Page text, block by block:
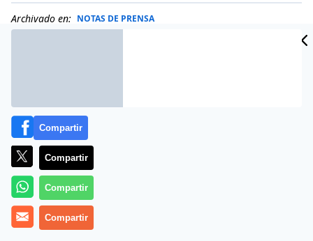
Archivado en: NOTAS DE PRENSA
Compartir
Compartir
Compartir
Compartir